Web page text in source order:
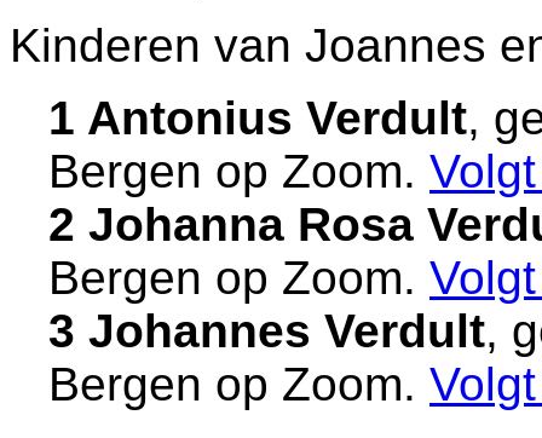
Kinderen van Joannes
1 Antonius Verdult,
Bergen op Zoom.
2 Johanna Rosa
Bergen op Zoom.
3 Johannes Verdult,
Bergen op Zoom.